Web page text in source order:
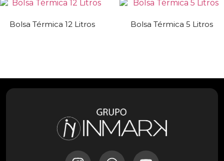
Bolsa Térmica 12 Litros Bolsa Térmica 5 Litros